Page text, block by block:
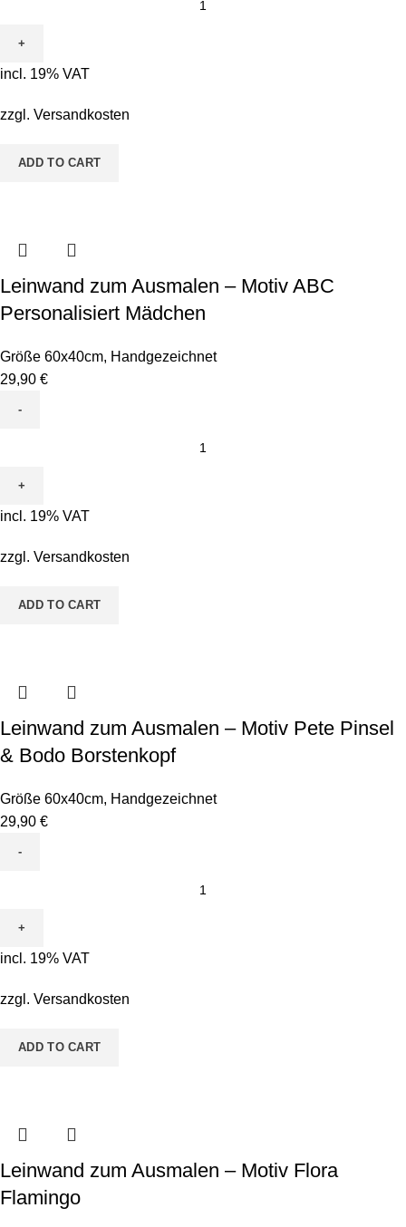
Ausmalen
-
Toni
quantity
incl. 19% VAT
zzgl. Versandkosten
ADD TO CART
Leinwand zum Ausmalen – Motiv ABC
Personalisiert Mädchen
Größe 60x40cm, Handgezeichnet
29,90 €
Ausmalen
-
ABC
Mädchen
incl. 19% VAT
zzgl. Versandkosten
ADD TO CART
Leinwand zum Ausmalen – Motiv Pete Pinsel
& Bodo Borstenkopf
Größe 60x40cm, Handgezeichnet
29,90 €
Ausmalen
-
Pete
incl. 19% VAT
zzgl. Versandkosten
ADD TO CART
Leinwand zum Ausmalen – Motiv Flora
Flamingo